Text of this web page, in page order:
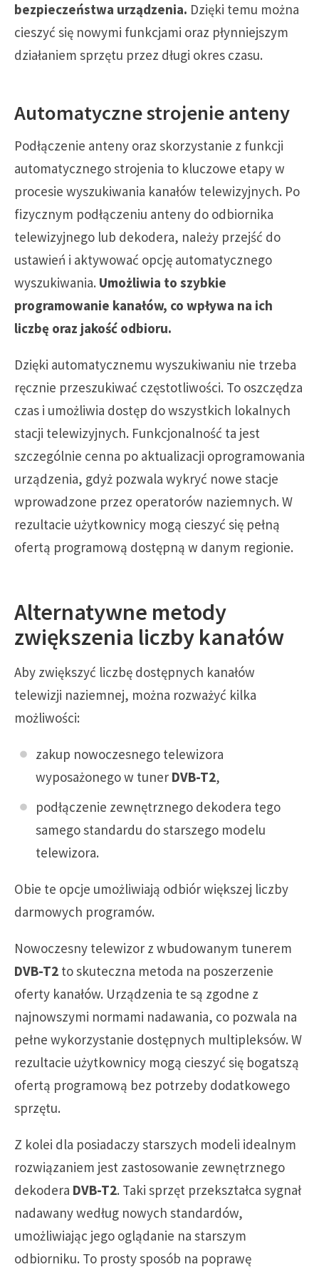
bezpieczeństwa urządzenia. Dzięki temu można
cieszyć się nowymi funkcjami oraz płynniejszym
działaniem sprzętu przez długi okres czasu.
Automatyczne strojenie anteny
Podłączenie anteny oraz skorzystanie z funkcji
automatycznego strojenia to kluczowe etapy w
procesie wyszukiwania kanałów telewizyjnych. Po
fizycznym podłączeniu anteny do odbiornika
telewizyjnego lub dekodera, należy przejść do
ustawień i aktywować opcję automatycznego
wyszukiwania. Umożliwia to szybkie
programowanie kanałów, co wpływa na ich
liczbę oraz jakość odbioru.
Dzięki automatycznemu wyszukiwaniu nie trzeba
ręcznie przeszukiwać częstotliwości. To oszczędza
czas i umożliwia dostęp do wszystkich lokalnych
stacji telewizyjnych. Funkcjonalność ta jest
szczególnie cenna po aktualizacji oprogramowania
urządzenia, gdyż pozwala wykryć nowe stacje
wprowadzone przez operatorów naziemnych. W
rezultacie użytkownicy mogą cieszyć się pełną
ofertą programową dostępną w danym regionie.
Alternatywne metody
zwiększenia liczby kanałów
Aby zwiększyć liczbę dostępnych kanałów
telewizji naziemnej, można rozważyć kilka
możliwości:
zakup nowoczesnego telewizora
wyposażonego w tuner DVB-T2,
podłączenie zewnętrznego dekodera tego
samego standardu do starszego modelu
telewizora.
Obie te opcje umożliwiają odbiór większej liczby
darmowych programów.
Nowoczesny telewizor z wbudowanym tunerem
DVB-T2 to skuteczna metoda na poszerzenie
oferty kanałów. Urządzenia te są zgodne z
najnowszymi normami nadawania, co pozwala na
pełne wykorzystanie dostępnych multipleksów. W
rezultacie użytkownicy mogą cieszyć się bogatszą
ofertą programową bez potrzeby dodatkowego
sprzętu.
Z kolei dla posiadaczy starszych modeli idealnym
rozwiązaniem jest zastosowanie zewnętrznego
dekodera DVB-T2. Taki sprzęt przekształca sygnał
nadawany według nowych standardów,
umożliwiając jego oglądanie na starszym
odbiorniku. To prosty sposób na poprawę